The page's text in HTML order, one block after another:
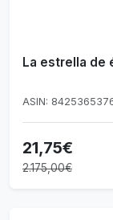
La estrella de
ASIN:
21,75€
2.175,00€